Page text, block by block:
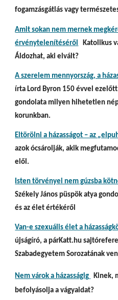
fogamzásgátlás vagy
Amit sokan nem mernek
érvénytelenítéséről
Katolikus
Áldozhat, aki elvált?
A szerelem mennyország, a
írta Lord Byron 150 évvel
gondolata milyen hihetetlen
korunkban.
Eltörölni a házasságot – az
azok ócsárolják, akik
elől.
Isten törvényei nem gúzsba
Székely János püspök atya
és az élet értékéről
Van-e szexuális élet a
újságíró, a párKatt.hu
Szabadegyetem Sorozatának
Nem várok a házasságig
Kinek,
befolyásolja a vágyaidat?